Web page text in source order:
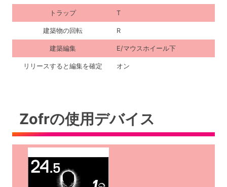
トラップ T
建築物の回転 R
建築編集 E/マウスホイール下
リリースすると編集を確定 オン
Zofrの使用デバイス